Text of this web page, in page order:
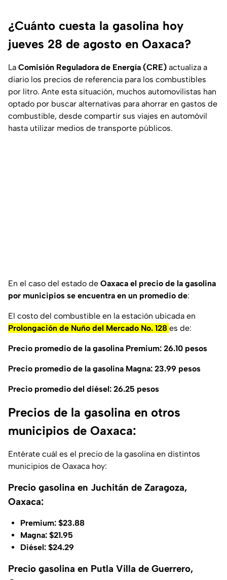
¿Cuánto cuesta la gasolina hoy
jueves 28 de agosto en Oaxaca?
La Comisión Reguladora de Energía (CRE) actualiza a
diario los precios de referencia para los combustibles
por litro. Ante esta situación, muchos automovilistas han
optado por buscar alternativas para ahorrar en gastos de
combustible, desde compartir sus viajes en automóvil
hasta utilizar medios de transporte públicos.
En el caso del estado de Oaxaca el precio de la gasolina
por municipios se encuentra en un promedio de:
El costo del combustible en la estación ubicada en
Prolongación de Nuño del Mercado No. 128 es de:
Precio promedio de la gasolina Premium: 26.10 pesos
Precio promedio de la gasolina Magna: 23.99 pesos
Precio promedio del diésel: 26.25 pesos
Precios de la gasolina en otros
municipios de Oaxaca:
Entérate cuál es el precio de la gasolina en distintos
municipios de Oaxaca hoy:
Precio gasolina en Juchitán de Zaragoza,
Oaxaca:
Premium: $23.88
Magna: $21.95
Diésel: $24.29
Precio gasolina en Putla Villa de Guerrero,